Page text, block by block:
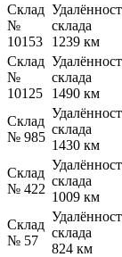
Склад
№
10153
склада
1239 км
Склад
№
10125
склада
1490 км
Склад
№ 985
склада
1430 км
Склад
№ 422
склада
1009 км
Склад
№ 57
склада
824 км